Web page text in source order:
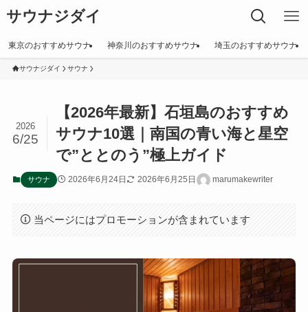
サウナジダイ
東京のおすすめサウナ 神奈川のおすすめサウナ 埼玉のおすすめサウナ
サウナジダイ サウナ
【2026年最新】石垣島のおすすめ
サウナ10選｜南国の青い海と星空
で”ととのう”極上ガイド
2026
6/25
サウナ 2026年6月24日 2026年6月25日 marumakewriter
当ページにはプロモーションが含まれています